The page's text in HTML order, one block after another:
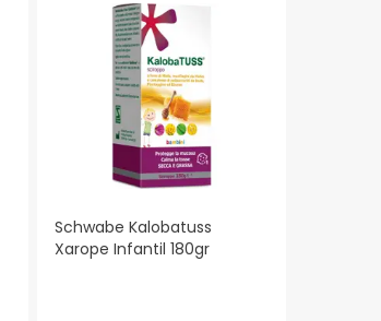
Schwabe Kalobatuss
Xarope Infantil 180gr